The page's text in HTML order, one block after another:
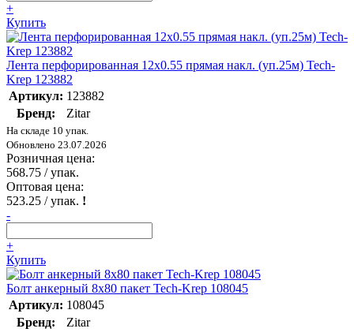
+
Купить
Лента перфорированная 12х0.55 прямая накл. (уп.25м) Tech-
Krep 123882
Артикул: 123882
Бренд:
Zitar
На складе 10 упак.
Обновлено 23.07.2026
Розничная цена:
568.75 / упак.
Оптовая цена:
523.25 / упак. !
-
+
Купить
Болт анкерный 8х80 пакет Tech-Krep 108045
Артикул: 108045
Бренд:
Zitar